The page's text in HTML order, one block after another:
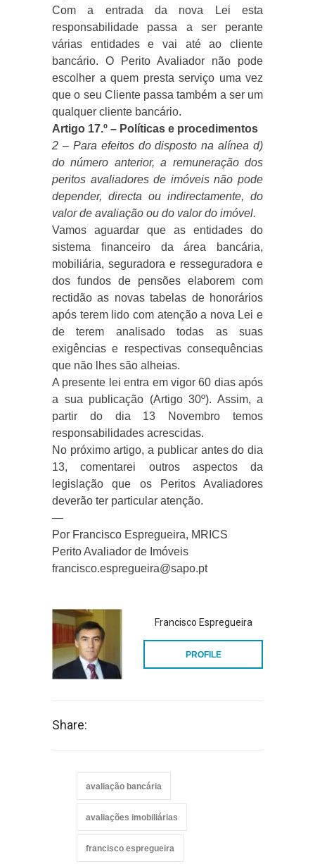
Com a entrada da nova Lei esta
responsabilidade passa a ser perante
várias entidades e vai até ao cliente
bancário. O Perito Avaliador não pode
escolher a quem presta serviço uma vez
que o seu Cliente passa também a ser um
qualquer cliente bancário.
Artigo 17.º – Políticas e procedimentos
2 – Para efeitos do disposto na alínea d)
do número anterior, a remuneração dos
peritos avaliadores de imóveis não pode
depender, directa ou indirectamente, do
valor de avaliação ou do valor do imóvel.
Vamos aguardar que as entidades do
sistema financeiro da área bancária,
mobiliária, seguradora e resseguradora e
dos fundos de pensões elaborem com
rectidão as novas tabelas de honorários
após terem lido com atenção a nova Lei e
de terem analisado todas as suas
exigências e respectivas consequências
que não lhes são alheias.
A presente lei entra em vigor 60 dias após
a sua publicação (Artigo 30º). Assim, a
partir do dia 13 Novembro temos
responsabilidades acrescidas.
No próximo artigo, a publicar antes do dia
13, comentarei outros aspectos da
legislação que os Peritos Avaliadores
deverão ter particular atenção.
—
Por Francisco Espregueira, MRICS
Perito Avaliador de Imóveis
francisco.espregueira@sapo.pt
Francisco Espregueira
PROFILE
Share:
avaliação bancária
avaliações imobiliárias
francisco espregueira